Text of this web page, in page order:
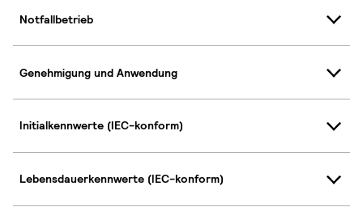
Notfallbetrieb
Genehmigung und Anwendung
Initialkennwerte (IEC-konform)
Lebensdauerkennwerte (IEC-konform)